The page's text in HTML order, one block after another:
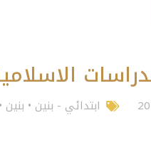
ابتدائي - بنين • بنين •